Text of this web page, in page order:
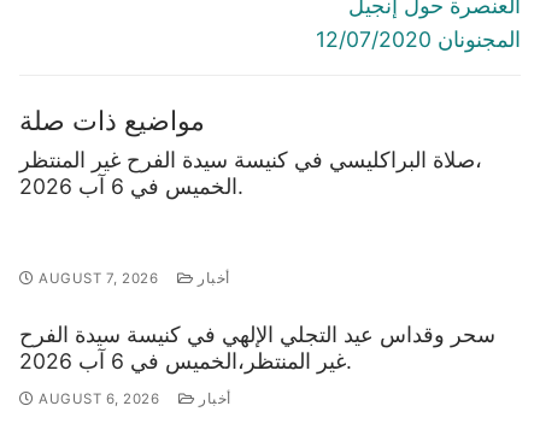
العنصرة حول إنجيل
المجنونان 12/07/2020
مواضيع ذات صلة
صلاة البراكليسي في كنيسة سيدة الفرح غير المنتظر،
الخميس في 6 آب 2026.
AUGUST 7, 2026 أخبار
سحر وقداس عيد التجلي الإلهي في كنيسة سيدة الفرح
غير المنتظر،الخميس في 6 آب 2026.
AUGUST 6, 2026 أخبار